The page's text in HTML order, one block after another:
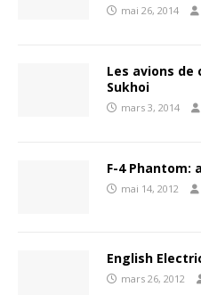
mai 26, 2014
Les avions de
Sukhoi
mars 3, 2014
F-4 Phantom:
mai 14, 2012
English
mars 26, 2012